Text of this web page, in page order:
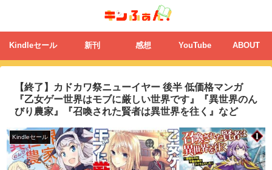
Kindleセール 新刊 感想 YouTube ABOUT
【終了】カドカワ祭ニューイヤー 後半 低価格マンガ
『乙女ゲー世界はモブに厳しい世界です』『異世界のん
びり農家』『召喚された賢者は異世界を往く』など
Kindleセール